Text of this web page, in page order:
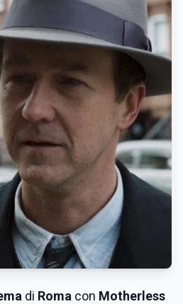
di Roma con Motherless